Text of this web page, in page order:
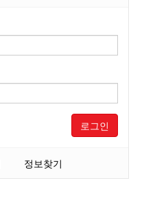
로그인
정보찾기